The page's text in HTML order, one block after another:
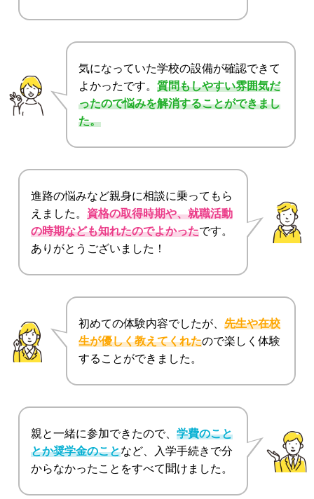
気になっていた学校の設備が確認できて
よかったです。 質問もしやすい雰囲気だ
ったので悩みを解消することができまし
た。
進路の悩みなど親身に相談に乗ってもら
えました。 資格の取得時期や、就職活動
の時期なども知れたのでよかったです。
ありがとうございました！
初めての体験内容でしたが、 先生や在校
生が優しく教えてくれたので楽しく体験
することができました。
親と一緒に参加できたので、 学費のこと
とか奨学金のことなど、入学手続きで分
からなかったことをすべて聞けました。